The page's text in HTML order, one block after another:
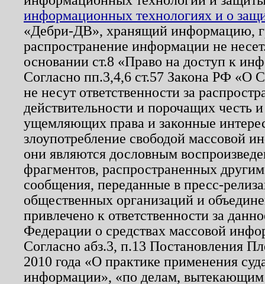
информационных технологиях и о
«Дебри-ДВ», хранящий информацию,
распространение информации не
основании ст.8 «Право на доступ к
Согласно пп.3,4,6 ст.57 Закона РФ «О
не несут ответственности за
действительности и порочащих честь
ущемляющих права и законные
злоупотребление свободой массовой
они являются дословным
фрагментов, распространенных
сообщения, переданные в пресс-
общественных организаций и
привлечено к ответственности за
Федерации о средствах массовой
Согласно абз.3, п.13 Постановления
2010 года «О практике применения
информации», «по делам, вытекающим